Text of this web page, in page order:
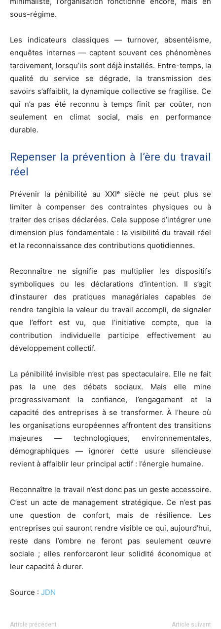
sous-régime.
Les indicateurs classiques — turnover, absentéisme,
enquêtes internes — captent souvent ces phénomènes
tardivement, lorsqu’ils sont déjà installés. Entre-temps, la
qualité du service se dégrade, la transmission des
savoirs s’affaiblit, la dynamique collective se fragilise. Ce
qui n’a pas été reconnu à temps finit par coûter, non
seulement en climat social, mais en performance
durable.
Repenser la prévention à l’ère du travail
réel
Prévenir la pénibilité au XXIᵉ siècle ne peut plus se
limiter à compenser des contraintes physiques ou à
traiter des crises déclarées. Cela suppose d’intégrer une
dimension plus fondamentale : la visibilité du travail réel
et la reconnaissance des contributions quotidiennes.
Reconnaître ne signifie pas multiplier les dispositifs
symboliques ou les déclarations d’intention. Il s’agit
d’instaurer des pratiques managériales capables de
rendre tangible la valeur du travail accompli, de signaler
que l’effort est vu, que l’initiative compte, que la
contribution individuelle participe effectivement au
développement collectif.
La pénibilité invisible n’est pas spectaculaire. Elle ne fait
pas la une des débats sociaux. Mais elle mine
progressivement la confiance, l’engagement et la
capacité des entreprises à se transformer. À l’heure où
les organisations européennes affrontent des transitions
majeures — technologiques, environnementales,
démographiques — ignorer cette usure silencieuse
revient à affaiblir leur principal actif : l’énergie humaine.
Reconnaître le travail n’est donc pas un geste accessoire.
C’est un acte de management stratégique. Ce n’est pas
une question de confort, mais de résilience. Les
entreprises qui sauront rendre visible ce qui, aujourd’hui,
reste dans l’ombre ne feront pas seulement œuvre
sociale ; elles renforceront leur solidité économique et
leur capacité à durer.
Source : JDN
Article précédent Article suivant